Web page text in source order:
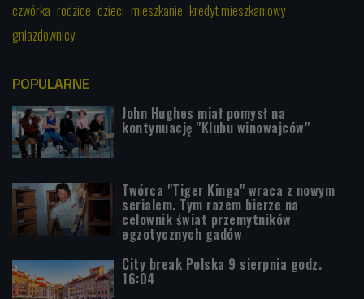
czwórka rodzice dzieci mieszkanie kredyt mieszkaniowy
gniazdownicy
POPULARNE
John Hughes miał pomysł na
kontynuację "Klubu winowajców"
Twórca "Tiger Kinga" wraca z nowym
serialem. Tym razem bierze na
celownik świat przemytników
egzotycznych gadów
City break Polska 9 sierpnia godz.
16:04